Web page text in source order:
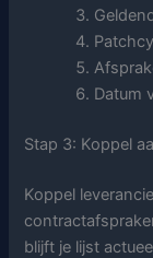
Datum
Stap 3: Koppel
Koppel
blijft je lijst